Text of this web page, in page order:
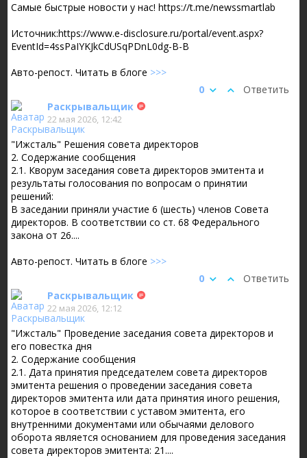
Самые быстрые новости у нас! https://t.me/newssmartlab
Источник:https://www.e-disclosure.ru/portal/event.aspx?
EventId=4ssPaIYKJkCdUSqPDnL0dg-B-B
Авто-репост. Читать в блоге >>>
Ответить
0
Раскрывальщик
22 мая 2026, 12:42
"Ижсталь" Решения совета директоров
2. Содержание сообщения
2.1. Кворум заседания совета директоров эмитента и
результаты голосования по вопросам о принятии
решений:
В заседании приняли участие 6 (шесть) членов Совета
директоров. В соответствии со ст. 68 Федерального
закона от 26....
Авто-репост. Читать в блоге >>>
Ответить
0
Раскрывальщик
22 мая 2026, 12:12
"Ижсталь" Проведение заседания совета директоров и
его повестка дня
2. Содержание сообщения
2.1. Дата принятия председателем совета директоров
эмитента решения о проведении заседания совета
директоров эмитента или дата принятия иного решения,
которое в соответствии с уставом эмитента, его
внутренними документами или обычаями делового
оборота является основанием для проведения заседания
совета директоров эмитента: 21....